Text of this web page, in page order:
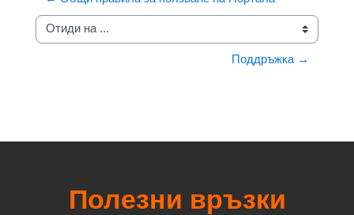
Отиди на ...
Поддръжка →
Полезни връзки